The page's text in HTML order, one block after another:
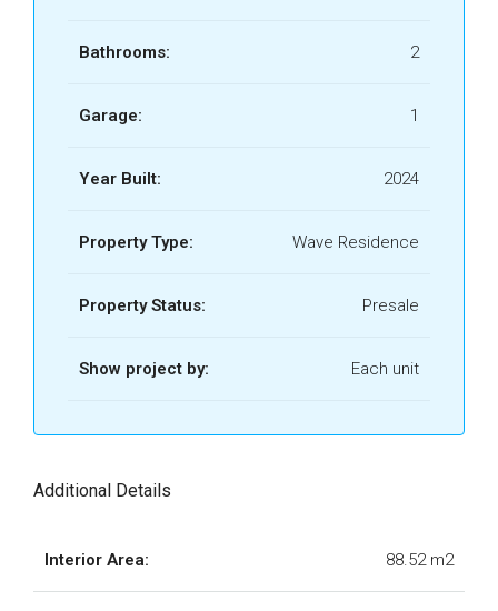
Bathrooms: 2
Garage: 1
Year Built: 2024
Property Type: Wave Residence
Property Status: Presale
Show project by: Each unit
Additional Details
Interior Area: 88.52 m2